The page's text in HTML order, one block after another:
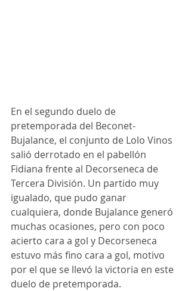
En el segundo duelo de
pretemporada del Beconet-
Bujalance, el conjunto de Lolo Vinos
salió derrotado en el pabellón
Fidiana frente al Decorseneca de
Tercera División. Un partido muy
igualado, que pudo ganar
cualquiera, donde Bujalance generó
muchas ocasiones, pero con poco
acierto cara a gol y Decorseneca
estuvo más fino cara a gol, motivo
por el que se llevó la victoria en este
duelo de pretemporada.